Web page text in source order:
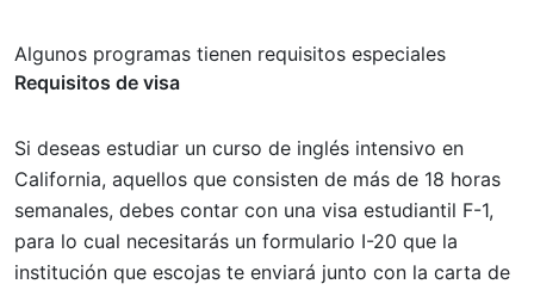
Algunos programas tienen requisitos especiales
Requisitos de visa
Si deseas estudiar un curso de inglés intensivo en
California, aquellos que consisten de más de 18 horas
semanales, debes contar con una visa estudiantil F-1,
para lo cual necesitarás un formulario I-20 que la
institución que escojas te enviará junto con la carta de